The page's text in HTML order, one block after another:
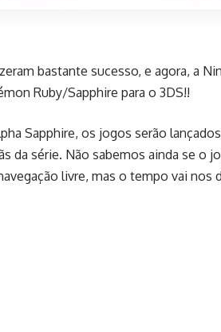
bastante sucesso, e agora, a
Ruby/Sapphire para o 3DS!!
Sapphire, os jogos serão
da série. Não sabemos ainda se o
livre, mas o tempo vai nos